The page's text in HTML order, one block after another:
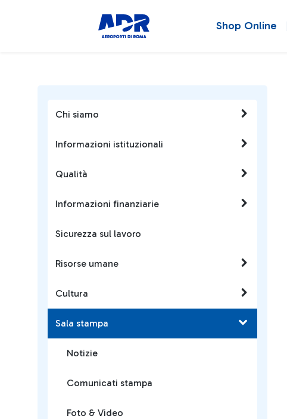
Shop Online
Chi siamo
Informazioni istituzionali
Qualità
Informazioni finanziarie
Sicurezza sul lavoro
Risorse umane
Cultura
Sala stampa
Notizie
Comunicati stampa
Foto & Video